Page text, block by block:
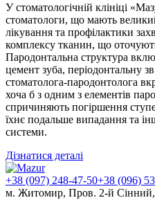
У стоматологічній клініці
стоматологи, що мають
лікування та профілактики
комплексу тканин, що
Пародонтальна структура
цемент зуба, періодонтальну
стоматолога-пародонтолога
хоча б з одним з елементів
спричиняють погіршення
їхнє подальше випадання та
системи.
Дізнатися деталі
+38 (097) 248-47-50+38 (096)
м. Житомир, Пров. 2-й Сінний,